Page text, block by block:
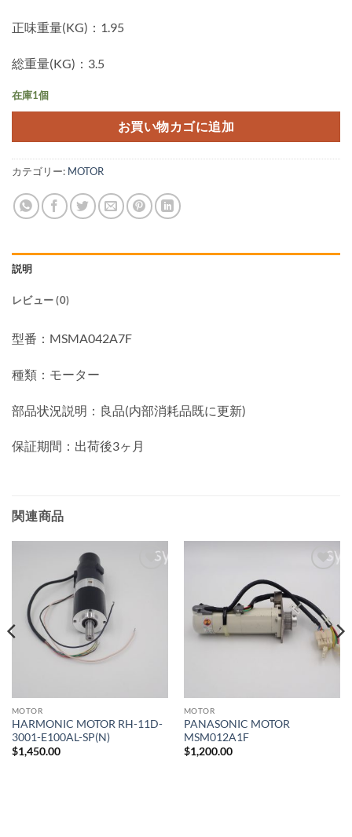
正味重量(KG)：1.95
総重量(KG)：3.5
在庫1個
お買い物カゴに追加
カテゴリー: MOTOR
説明
レビュー (0)
型番：MSMA042A7F
種類：モーター
部品状況説明：良品(内部消耗品既に更新)
保証期間：出荷後3ヶ月
関連商品
MOTOR
HARMONIC MOTOR RH-11D-
3001-E100AL-SP(N)
$1,450.00
ュリ
スト
に追
加
MOTOR
PANASONIC MOTOR
MSM012A1F
$1,200.00